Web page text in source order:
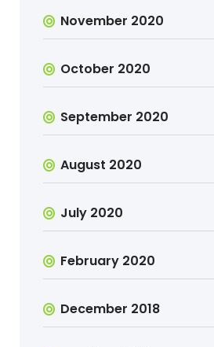
November 2020
October 2020
September 2020
August 2020
July 2020
February 2020
December 2018